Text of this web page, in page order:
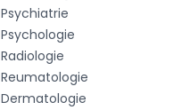
Psychiatrie
Psychologie
Radiologie
Reumatologie
Dermatologie